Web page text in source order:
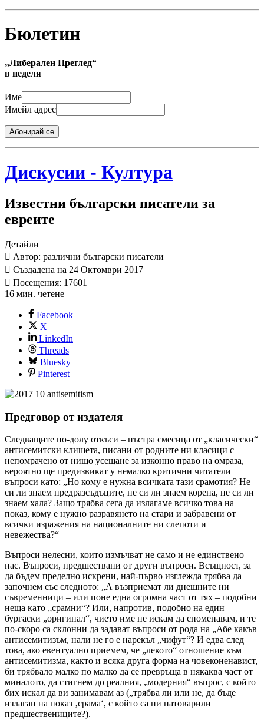
Бюлетин
„Либерален Преглед“
в неделя
Име
Имейл адрес
Абонирай се
Дискусии - Култура
Известни български писатели за
евреите
Детайли
Автор: различни български писатели
Създадена на 24 Октомври 2017
Посещения: 17601
16 мин. четене
Facebook
X
LinkedIn
Threads
Bluesky
Pinterest
Предговор от издателя
Следващите по-долу откъси – пъстра смесица от „класически“
антисемитски клишета, писани от родните ни класици с
непомрачено от нищо усещане за изконно право на омраза,
вероятно ще предизвикат у немалко критични читатели
въпроси като: „Но кому е нужна всичката тази срамотия? Не
си ли знаем предразсъдъците, не си ли знаем корена, не си ли
знаем хала? Защо трябва сега да излагаме всичко това на
показ, кому е нужно разравянето на стари и забравени от
всички изражения на националните ни слепоти и
невежества?“
Въпроси нелесни, които измъчват не само и не единствено
нас. Въпроси, предшествани от други въпроси. Всъщност, за
да бъдем пределно искрени, най-първо изглежда трябва да
започнем със следното: „А възприемат ли днешните ни
съвременници – или поне една огромна част от тях – подобни
неща като „срамни“? Или, напротив, подобно на един
бургаски „оригинал“, чието име не искам да споменавам, и те
по-скоро са склонни да задават въпроси от рода на „Абе какъв
антисемитизъм, нали не го е нарекъл „чифут“? И едва след
това, ако евентуално приемем, че „лекото“ отношение към
антисемитизма, както и всяка друга форма на човеконенавист,
би трябвало малко по малко да се превръща в някаква част от
миналото, да стигнем до реалния, „модерния“ въпрос, с който
бих искал да ви занимавам аз („трябва ли или не, да бъде
излаган на показ ‚срама‘, с който са ни натоварили
предшествениците?).